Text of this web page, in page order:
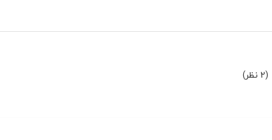
(2 نظر)